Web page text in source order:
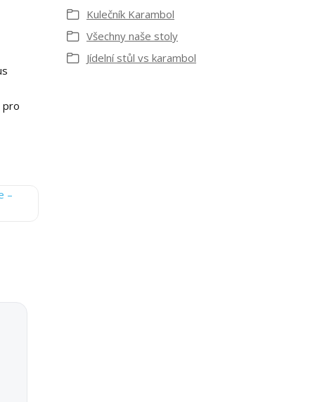
pro
Kulečník Karambol
Všechny naše stoly
Jídelní stůl vs karambol